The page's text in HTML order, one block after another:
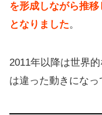
を形成しながら推
となりました。
2011年以降は世界
は違った動きになっ